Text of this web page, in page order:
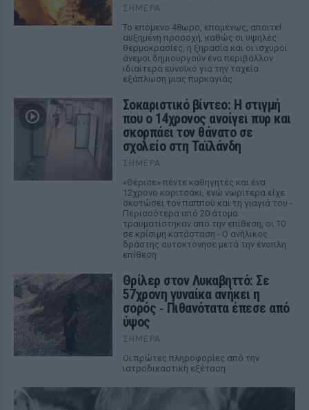
ΣΉΜΕΡΑ
Το επόμενο 48ωρο, επομένως, απαιτεί
αυξημένη προσοχή, καθώς οι υψηλές
θερμοκρασίες, η ξηρασία και οι ισχυροί
άνεμοι δημιουργούν ένα περιβάλλον
ιδιαίτερα ευνοϊκό για την ταχεία
εξάπλωση μιας πυρκαγιάς
Σοκαριστικό βίντεο: Η στιγμή
που ο 14χρονος ανοίγει πυρ και
σκορπάει τον θάνατο σε
σχολείο στη Ταϊλάνδη
ΣΉΜΕΡΑ
«Θέρισε» πέντε καθηγητές και ένα
12χρονο κοριτσάκι, ενώ νωρίτερα είχε
σκοτώσει τον παππού και τη γιαγιά του -
Περισσότερα από 20 άτομα
τραυματίστηκαν από την επίθεση, οι 10
σε κρίσιμη κατάσταση - Ο ανήλικος
δράστης αυτοκτόνησε μετά την ένοπλη
επίθεση
Θρίλερ στον Λυκαβηττό: Σε
57χρονη γυναίκα ανήκει η
σορός ‑ Πιθανότατα έπεσε από
ύψος
ΣΉΜΕΡΑ
Οι πρώτες πληροφορίες από την
ιατροδικαστική εξέταση